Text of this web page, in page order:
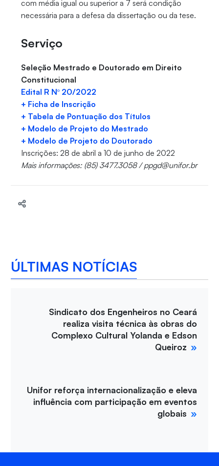
com média igual ou superior a 7 será condição
necessária para a defesa da dissertação ou da tese.
Serviço
Seleção Mestrado e Doutorado em Direito
Constitucional
Edital R Nº 20/2022
+ Ficha de Inscrição
+ Tabela de Pontuação dos Títulos
+ Modelo de Projeto do Mestrado
+ Modelo de Projeto do Doutorado
Inscrições: 28 de abril a 10 de junho de 2022
Mais informações: (85) 3477.3058 / ppgd@unifor.br
ÚLTIMAS NOTÍCIAS
Sindicato dos Engenheiros no Ceará
realiza visita técnica às obras do
Complexo Cultural Yolanda e Edson
Queiroz
Unifor reforça internacionalização e eleva
influência com participação em eventos
globais